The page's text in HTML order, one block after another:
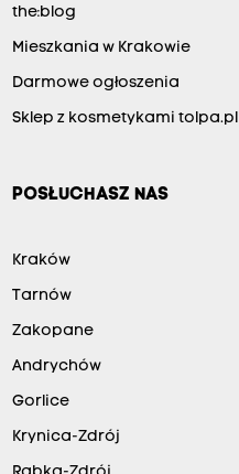
the:blog
Mieszkania w Krakowie
Darmowe ogłoszenia
Sklep z kosmetykami tolpa.pl
POSŁUCHASZ NAS
Kraków
Tarnów
Zakopane
Andrychów
Gorlice
Krynica-Zdrój